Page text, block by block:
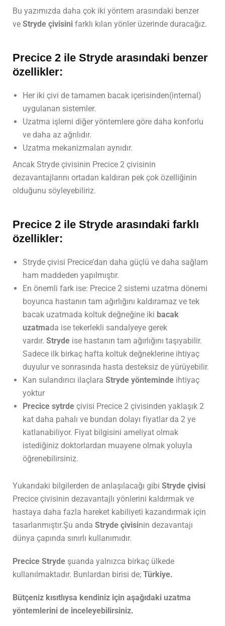
Bu yazımızda daha çok iki yöntem arasındaki benzer
ve Stryde çivisini farklı kılan yönler üzerinde duracağız.
Precice 2 ile Stryde arasındaki benzer
özellikler:
Her iki çivi de tamamen bacak içerisinden(internal)
uygulanan sistemler.
Uzatma işlemi diğer yöntemlere göre daha konforlu
ve daha az ağrılıdır.
Uzatma mekanizmaları aynıdır.
Ancak Stryde çivisinin Precice 2 çivisinin
dezavantajlarını ortadan kaldıran pek çok özelliğinin
olduğunu söyleyebiliriz.
Precice 2 ile Stryde arasındaki farklı
özellikler:
Stryde çivisi Precice’dan daha güçlü ve daha sağlam
ham maddeden yapılmıştır.
En önemli fark ise: Precice 2 sistemi uzatma dönemi
boyunca hastanın tam ağırlığını kaldıramaz ve tek
bacak uzatmada koltuk değneğine iki bacak
uzatmada ise tekerlekli sandalyeye gerek
vardır. Stryde ise hastanın tam ağırlığını taşıyabilir.
Sadece ilk birkaç hafta koltuk değneklerine ihtiyaç
duyulur ve sonrasında hasta desteksiz de yürüyebilir.
Kan sulandırıcı ilaçlara Stryde yönteminde ihtiyaç
yoktur
Precice sytrde çivisi Precice 2 çivisinden yaklaşık 2
kat daha pahalı ve bundan dolayı fiyatlar da 2 ye
katlanabiliyor. Fiyat bilgisini ameliyat olmak
istediğiniz doktorlardan muayene olmak yoluyla
öğrenebilirsiniz.
Yukarıdaki bilgilerden de anlaşılacağı gibi Stryde çivisi
Precice çivisinin dezavantajlı yönlerini kaldırmak ve
hastaya daha fazla hareket kabiliyeti kazandırmak için
tasarlanmıştır.Şu anda Stryde çivisinin dezavantajı
dünya çapında sınırlı kullanımıdır.
Precice Stryde şuanda yalnızca birkaç ülkede
kullanılmaktadır. Bunlardan birisi de; Türkiye.
Bütçeniz kısıtlıysa kendiniz için aşağıdaki uzatma
yöntemlerini de inceleyebilirsiniz.